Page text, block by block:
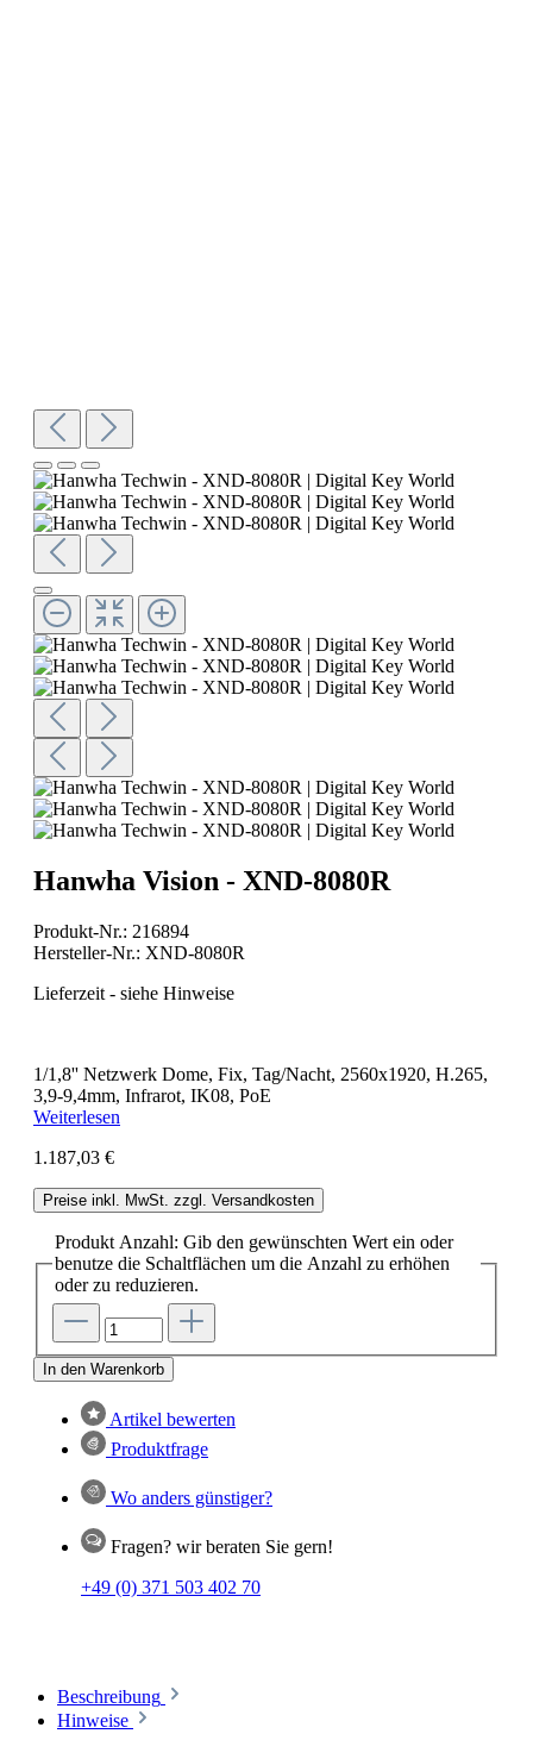
Hanwha Vision - XND-8080R
Produkt-Nr.: 216894
Hersteller-Nr.: XND-8080R
Lieferzeit - siehe Hinweise
1/1,8'' Netzwerk Dome, Fix, Tag/Nacht, 2560x1920, H.265,
3,9-9,4mm, Infrarot, IK08, PoE
Weiterlesen
1.187,03 €
Preise inkl. MwSt. zzgl. Versandkosten
Produkt Anzahl: Gib den gewünschten Wert ein oder
benutze die Schaltflächen um die Anzahl zu erhöhen
oder zu reduzieren.
In den Warenkorb
Artikel bewerten
Produktfrage
Wo anders günstiger?
Fragen? wir beraten Sie gern!
+49 (0) 371 503 402 70
Beschreibung
Hinweise